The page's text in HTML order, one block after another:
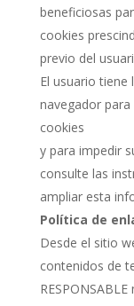
beneficiosas
cookies
previo del
El usuario tiene
navegador
cookies
y para impedir
consulte las
ampliar esta
Política de
Desde el sitio
contenidos de